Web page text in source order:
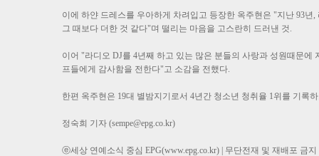
이에 하얀 드레스를 우아하게 차려입고 등장한 옥주현은 "지난 93
그 때보다 더한 것 같다"며 떨리는 마음을 고스란히 드러낸 것.
이어 "라디오 DJ를 4년째 하고 있는 많은 분들의 사랑과 성원때문
프들에게 감사함을 전한다"고 소감을 전했다.
한편 옥주현은 19대 별밤지기로서 4년간 청소년 청취율 1위를 기록
정숙희 기자 (sempe@epg.co.kr)
ⓔ세상 연예소식 중심 EPG(www.epg.co.kr) | 무단전재 및 재배포 금지